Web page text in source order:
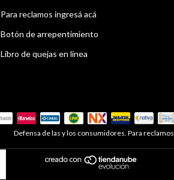
Para reclamos ingresá acá
Botón de arrepentimiento
Libro de quejas en línea
Defensa de las y los consumidores. Para reclamos